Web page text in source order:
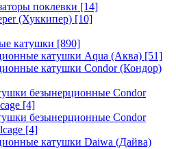
поклевки [14]
(Хуккипер) [10]
катушки [890]
катушки Aqua (Аква) [51]
катушки Condor (Кондор)
безынерционные Condor
[4]
безынерционные Condor
[4]
катушки Daiwa (Дайва)